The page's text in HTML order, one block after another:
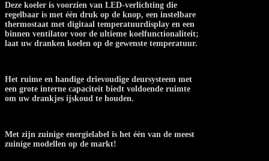
Deze koeler is voorzien van LED-verlichting die
regelbaar is met één druk op de knop, een instelbare
thermostaat met digitaal temperatuurdisplay en een
binnen ventilator voor de ultieme koelfunctionaliteit;
laat uw dranken koelen op de gewenste temperatuur.
Het ruime en handige drievoudige deursysteem met
een grote interne capaciteit biedt voldoende ruimte
om uw drankjes ijskoud te houden.
Met zijn zuinige energielabel is het één van de meest
zuinige modellen op de markt!